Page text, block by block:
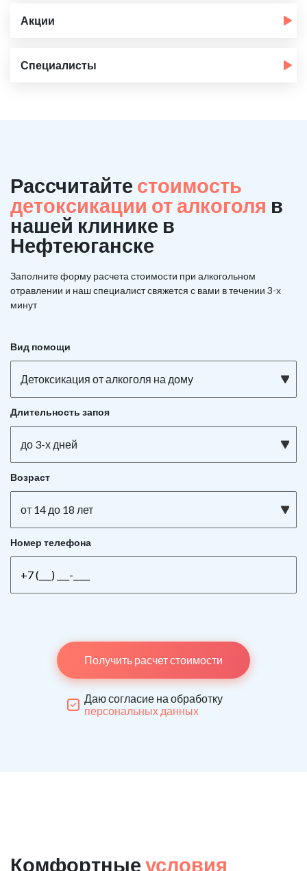
Акции
Специалисты
Рассчитайте стоимость
детоксикации от алкоголя в
нашей клинике в
Нефтеюганске
Заполните форму расчета стоимости при алкогольном
отравлении и наш специалист свяжется с вами в течении 3-х
минут
Вид помощи
Детоксикация от алкоголя на дому
Длительность запоя
до 3-х дней
Возраст
от 14 до 18 лет
Номер телефона
Получить расчет стоимости
Даю согласие на обработку
персональных данных
Комфортные условия